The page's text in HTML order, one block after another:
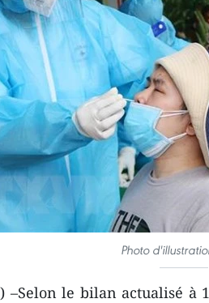
Photo
–Selon le bilan actualisé à